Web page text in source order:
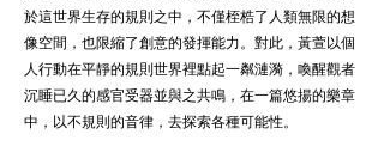
於這世界生存的規則之中，不僅桎梏了人類無限的想
像空間，也限縮了創意的發揮能力。對此，黃萱以個
人行動在平靜的規則世界裡點起一粼漣漪，喚醒觀者
沉睡已久的感官受器並與之共鳴，在一篇悠揚的樂章
中，以不規則的音律，去探索各種可能性。